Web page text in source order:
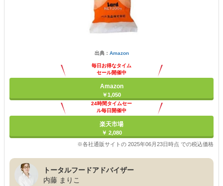
出典： Amazon
毎日お得なタイム
セール開催中
Amazon
￥1,050
24時間タイムセー
ル毎日開催中
楽天市場
￥ 2,080
※各社通販サイトの 2025年06月23日時点 での税込価格
トータルフードアドバイザー
内藤 まりこ